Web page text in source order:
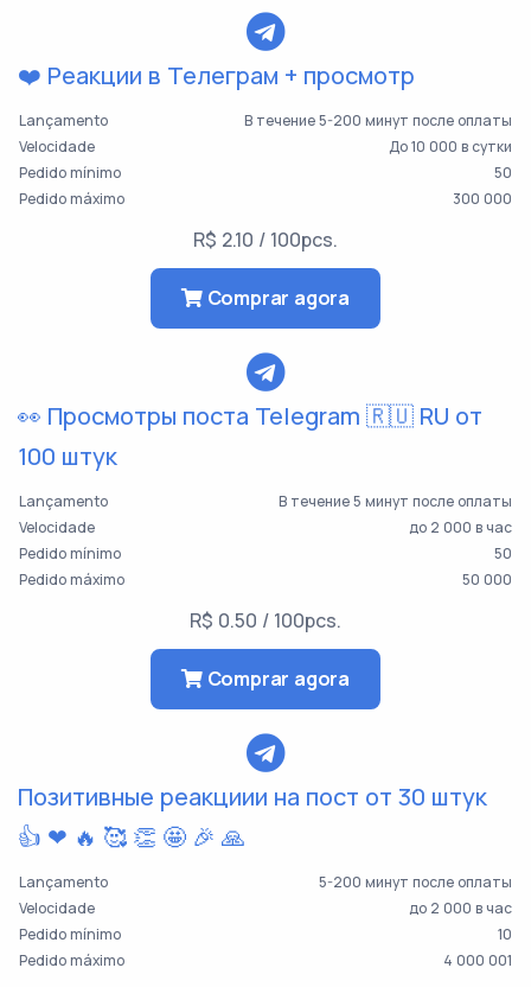
❤️ Реакции в Телеграм + просмотр
Lançamento
В течение 5-200 минут после оплаты
Velocidade
До 10 000 в сутки
Pedido mínimo
50
Pedido máximo
300 000
R$ 2.10 / 100pcs.
Comprar agora
👀 Просмотры поста Telegram 🇷🇺 RU от
100 штук
Lançamento
В течение 5 минут после оплаты
Velocidade
до 2 000 в час
Pedido mínimo
50
Pedido máximo
50 000
R$ 0.50 / 100pcs.
Comprar agora
Позитивные реакциии на пост от 30 штук
👍 ❤ 🔥 🥰 👏 🤩 🎉 🙏
Lançamento
5-200 минут после оплаты
Velocidade
до 2 000 в час
Pedido mínimo
10
Pedido máximo
4 000 001